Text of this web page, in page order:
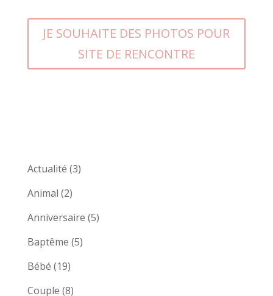
JE SOUHAITE DES PHOTOS POUR
SITE DE RENCONTRE
Actualité (3)
Animal (2)
Anniversaire (5)
Baptême (5)
Bébé (19)
Couple (8)